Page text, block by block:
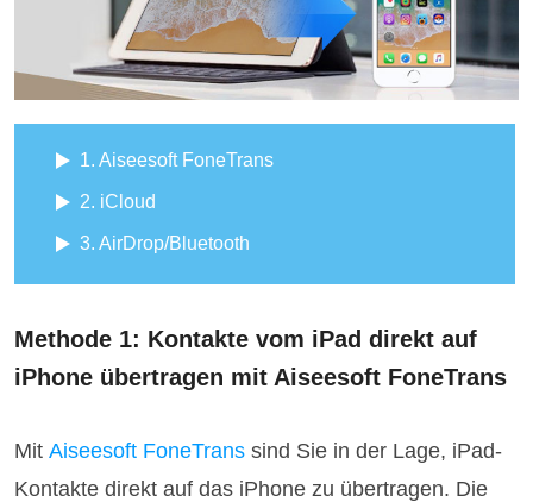
1. Aiseesoft FoneTrans
2. iCloud
3. AirDrop/Bluetooth
Methode 1: Kontakte vom iPad direkt auf
iPhone übertragen mit Aiseesoft FoneTrans
MitAiseesoft FoneTrans sind Sie in der Lage, iPad-
Kontakte direkt auf das iPhone zu übertragen. Die